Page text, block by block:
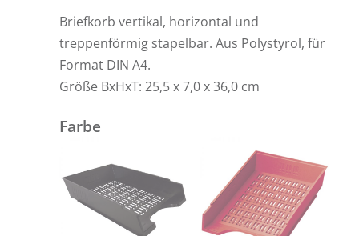
Briefkorb vertikal, horizontal und
treppenförmig stapelbar. Aus Polystyrol, für
Format DIN A4.
Größe BxHxT: 25,5 x 7,0 x 36,0 cm
Farbe